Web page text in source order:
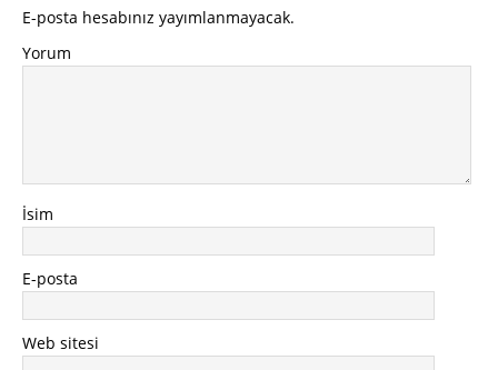
E-posta hesabınız yayımlanmayacak.
Yorum
İsim
E-posta
Web sitesi